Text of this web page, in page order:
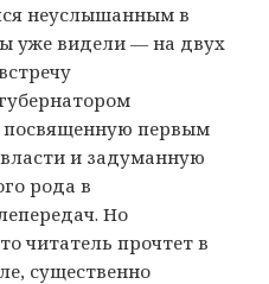
неуслышанным в
уже видели — на двух
первым
и задуманную
рода в
Но
читатель прочтет в
существенно